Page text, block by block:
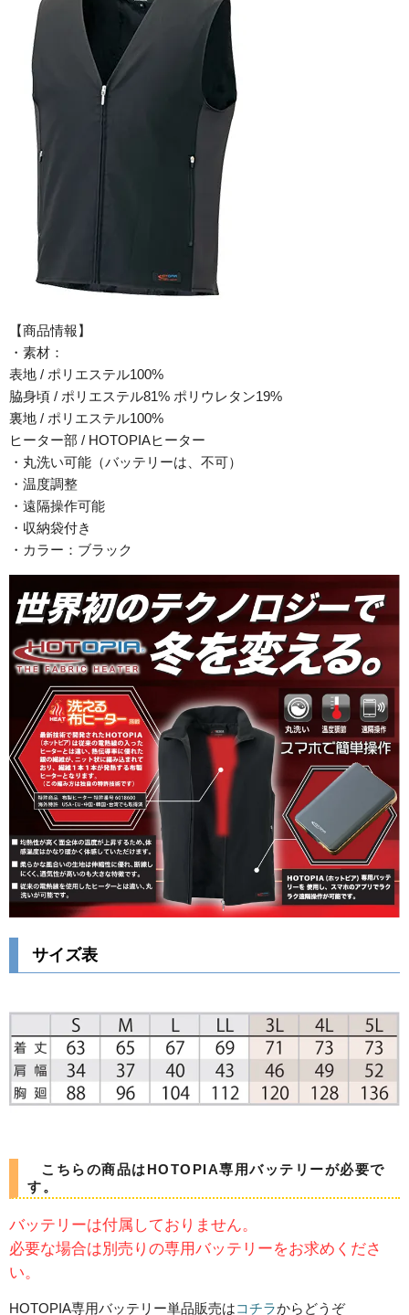
【商品情報】
・素材：
表地 / ポリエステル100%
脇身頃 / ポリエステル81% ポリウレタン19%
裏地 / ポリエステル100%
ヒーター部 / HOTOPIAヒーター
・丸洗い可能（バッテリーは、不可）
・温度調整
・遠隔操作可能
・収納袋付き
・カラー：ブラック
サイズ表
こちらの商品はHOTOPIA専用バッテリーが必要で
す。
バッテリーは付属しておりません。
必要な場合は別売りの専用バッテリーをお求めくださ
い。
HOTOPIA専用バッテリー単品販売はコチラからどうぞ